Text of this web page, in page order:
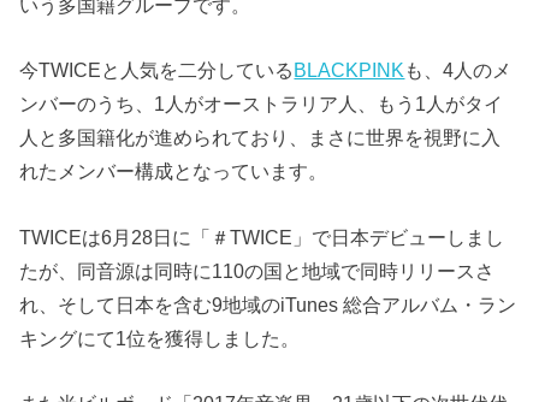
いう多国籍グループです。
今TWICEと人気を二分している BLACKPINK も、4人のメ
ンバーのうち、1人がオーストラリア人、もう1人がタイ
人と多国籍化が進められており、まさに世界を視野に入
れたメンバー構成となっています。
TWICEは6月28日に「＃TWICE」で日本デビューしまし
たが、同音源は同時に110の国と地域で同時リリースさ
れ、そして日本を含む9地域のiTunes 総合アルバム・ラン
キングにて1位を獲得しました。